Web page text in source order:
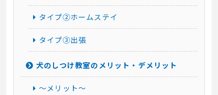
タイプ②ホームステイ
タイプ③出張
犬のしつけ教室のメリット・デメリット
～メリット～